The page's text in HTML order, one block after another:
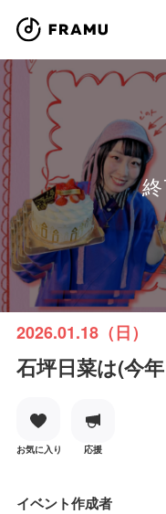
2026.01.18（日）
石坪日菜は(今
お気に入り 応援
イベント作成者